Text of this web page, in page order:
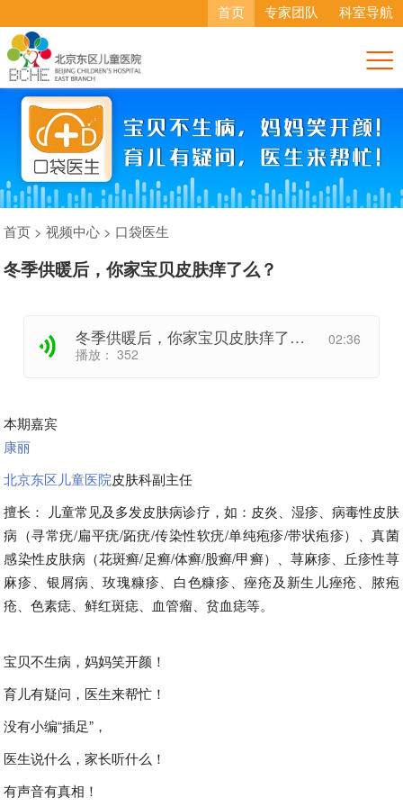
科室导航
专家团队
首页

首页 >视频中心 > 口袋医生
冬季供暖后，你家宝贝皮肤痒了么？
02:36
冬季供暖后，你家宝贝皮肤痒了么？
播放：352
本期嘉宾
康丽
北京东区儿童医院皮肤科副主任
擅长： 儿童常见及多发皮肤病诊疗，如：皮炎、湿疹、病毒性皮肤
病（寻常疣/扁平疣/跖疣/传染性软疣/单纯疱疹/带状疱疹）、真菌
感染性皮肤病（花斑癣/足癣/体癣/股癣/甲癣）、荨麻疹、丘疹性荨
麻疹、银屑病、玫瑰糠疹、白色糠疹、痤疮及新生儿痤疮、脓疱
疮、色素痣、鲜红斑痣、血管瘤、贫血痣等。
宝贝不生病，妈妈笑开颜！
育儿有疑问，医生来帮忙！
没有小编“插足”，
医生说什么，家长听什么！
有声音有真相！